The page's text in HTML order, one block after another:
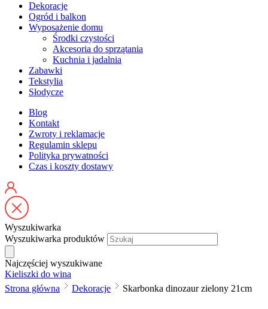
Dekoracje
Ogród i balkon
Wyposażenie domu
Środki czystości
Akcesoria do sprzątania
Kuchnia i jadalnia
Zabawki
Tekstylia
Słodycze
Blog
Kontakt
Zwroty i reklamacje
Regulamin sklepu
Polityka prywatności
Czas i koszty dostawy
Wyszukiwarka
Wyszukiwarka produktów
Najczęściej wyszukiwane
Kieliszki do wina
Strona główna
Dekoracje Skarbonka dinozaur zielony 21cm